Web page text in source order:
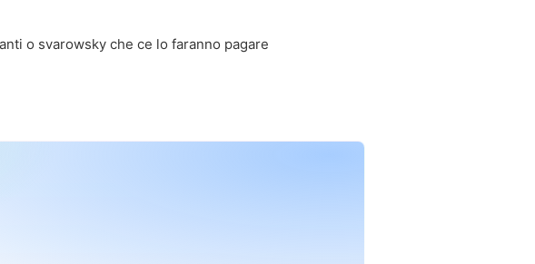
o svarowsky che ce lo faranno pagare